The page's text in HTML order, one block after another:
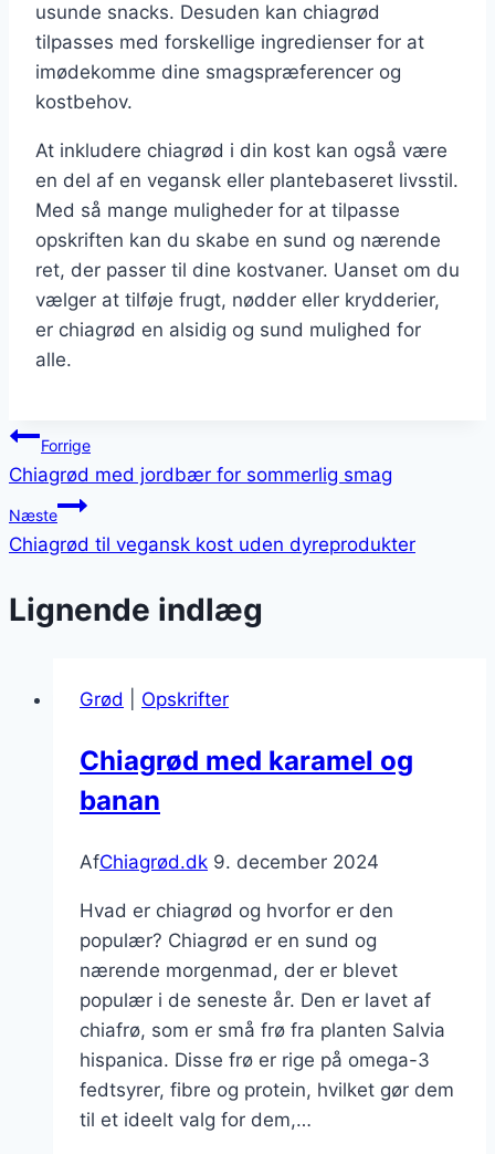
usunde snacks. Desuden kan chiagrød
tilpasses med forskellige ingredienser for at
imødekomme dine smagspræferencer og
kostbehov.
At inkludere chiagrød i din kost kan også være
en del af en vegansk eller plantebaseret livsstil.
Med så mange muligheder for at tilpasse
opskriften kan du skabe en sund og nærende
ret, der passer til dine kostvaner. Uanset om du
vælger at tilføje frugt, nødder eller krydderier,
er chiagrød en alsidig og sund mulighed for
alle.
Indlægsnavigation
Forrige
Chiagrød med jordbær for sommerlig smag
Næste
Chiagrød til vegansk kost uden dyreprodukter
Lignende indlæg
Grød Opskrifter
Chiagrød med karamel og
banan
AfChiagrød.dk 9. december 2024
Hvad er chiagrød og hvorfor er den
populær? Chiagrød er en sund og
nærende morgenmad, der er blevet
populær i de seneste år. Den er lavet af
chiafrø, som er små frø fra planten Salvia
hispanica. Disse frø er rige på omega-3
fedtsyrer, fibre og protein, hvilket gør dem
til et ideelt valg for dem,…